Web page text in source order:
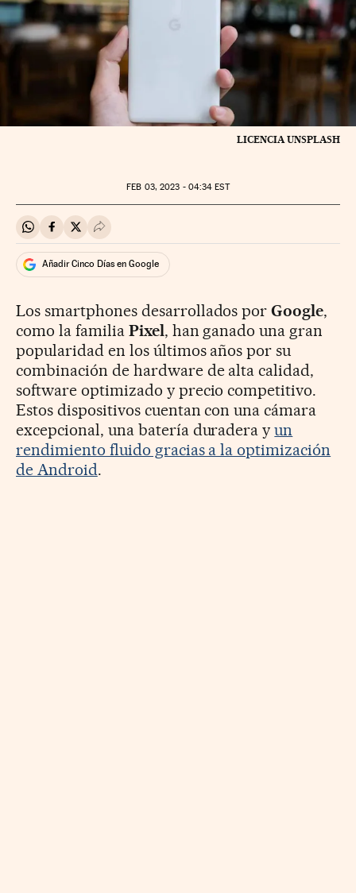
LICENCIA UNSPLASH
FEB 03, 2023 - 04:34 EST
Compartir en Whatsapp
Compartir en Facebook
Compartir en Twitter
Desplegar Redes Sociales
Añadir Cinco Días en Google
Los smartphones desarrollados porGoogle,
como la familia Pixel, han ganado una gran
popularidad en los últimos años por su
combinación de hardware de alta calidad,
software optimizado y precio competitivo.
Estos dispositivos cuentan con una cámara
excepcional, una batería duradera yun
rendimiento fluido gracias a la optimización
de Android.